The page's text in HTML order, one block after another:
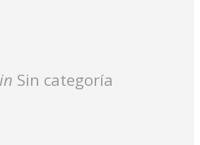
in Sin categoría